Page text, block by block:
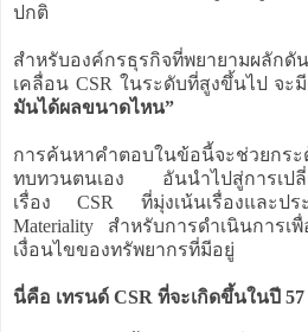
ปกติ
สำหรับองค์กรธุรกิจที่พยายามผลักดั
เคลื่อน CSR ในระดับที่สูงขึ้นไป จะ
มันได้ผลขนาดไหน”
การค้นหาคำตอบในข้อนี้จะช่วยกระ
ทบทวนตนเอง อันนำไปสู่การเปลี่
เรื่อง CSR ที่มุ่งเน้นเรื่องและป
Materiality สำหรับการดำเนินการเ
เงื่อนไขของทรัพยากรที่มีอยู่
นี่คือ เทรนด์ CSR ที่จะเกิดขึ้นในปี 57